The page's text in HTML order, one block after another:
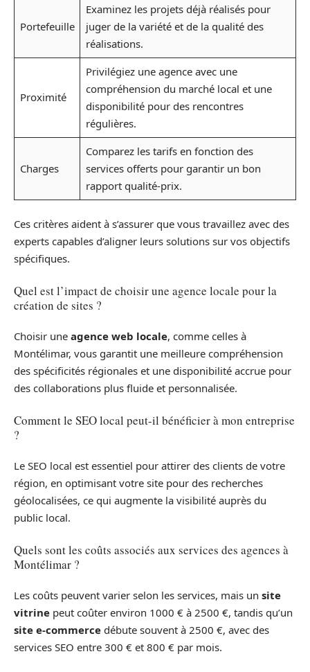
Portefeuille
Examinez les projets déjà réalisés pour
juger de la variété et de la qualité des
réalisations.
Proximité
Privilégiez une agence avec une
compréhension du marché local et une
disponibilité pour des rencontres
régulières.
Charges
Comparez les tarifs en fonction des
services offerts pour garantir un bon
rapport qualité-prix.
Ces critères aident à s’assurer que vous travaillez avec des
experts capables d’aligner leurs solutions sur vos objectifs
spécifiques.
Quel est l’impact de choisir une agence locale pour la
création de sites ?
Choisir une agence web locale, comme celles à
Montélimar, vous garantit une meilleure compréhension
des spécificités régionales et une disponibilité accrue pour
des collaborations plus fluide et personnalisée.
Comment le SEO local peut-il bénéficier à mon entreprise
?
Le SEO local est essentiel pour attirer des clients de votre
région, en optimisant votre site pour des recherches
géolocalisées, ce qui augmente la visibilité auprès du
public local.
Quels sont les coûts associés aux services des agences à
Montélimar ?
Les coûts peuvent varier selon les services, mais un site
vitrine peut coûter environ 1000 € à 2500 €, tandis qu’un
site e-commerce débute souvent à 2500 €, avec des
services SEO entre 300 € et 800 € par mois.